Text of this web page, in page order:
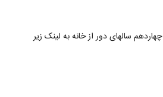
جهت دانلود کامل قسمت 14 چهاردهم سالهای دور از خانه به لینک زیر